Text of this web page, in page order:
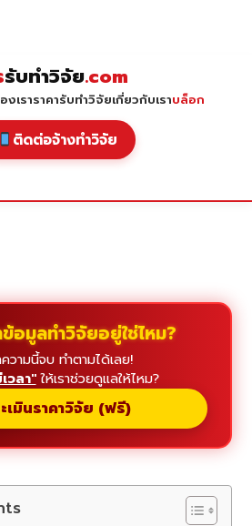
รับทำวิจัย.com
งเราราคารับทำวิจัยเกี่ยวกับเราบล็อก
ติดต่อจ้างทำวิจัย
อมูลทำวิจัยอยู่ใช่ไหม?
วามนี้จบ ทำตามได้เลย!
วลา"ให้เราช่วยดูแลให้ไหม?
เมินราคาวิจัย (ฟรี)